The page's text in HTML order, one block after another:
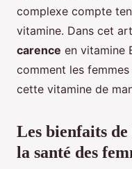
complexe compte
vitamine. Dans cet
carence en vitamine
comment les
cette vitamine de
Les bienfaits
la santé des